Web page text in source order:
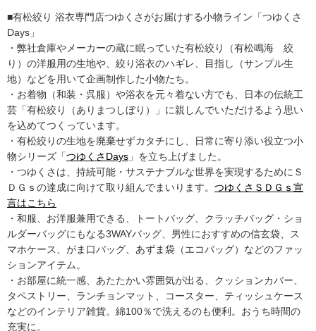
■有松絞り 浴衣専門店つゆくさがお届けする小物ライン「つゆくさ
Days」
・弊社倉庫やメーカーの蔵に眠っていた有松絞り（有松鳴海 絞
り）の洋服用の生地や、絞り浴衣のハギレ、目指し（サンプル生
地）などを用いて企画制作した小物たち。
・お着物（和装・呉服）や浴衣を元々着ない方でも、日本の伝統工
芸「有松絞り（ありまつしぼり）」に親しんでいただけるよう思い
を込めてつくっています。
・有松絞りの生地を廃棄せずカタチにし、日常に寄り添い役立つ小
物シリーズ「つゆくさDays 」を立ち上げました。
・つゆくさは、持続可能・サステナブルな世界を実現するためにＳ
ＤＧｓの達成に向けて取り組んでまいります。 つゆくさＳＤＧｓ宣
言はこちら
・和服、お洋服兼用できる、トートバッグ、クラッチバッグ・ショ
ルダーバッグにもなる3WAYバッグ、男性におすすめの信玄袋、ス
マホケース、がま口バッグ、あずま袋（エコバッグ）などのファッ
ションアイテム。
・お部屋に統一感、あたたかい雰囲気が出る、クッションカバー、
タペストリー、ランチョンマット、コースター、ティッシュケース
などのインテリア雑貨。綿100％で洗えるのも便利。おうち時間の
充実に。